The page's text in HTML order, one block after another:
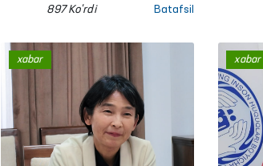
gender masalalari
Fazilat Allayarova hamda
gender asosidagi
zo‘ravonlik bo‘yicha milliy
tadqiqotchi Malika
Mahmudova bilan
uchrashuv bo‘lib o‘tdi.
897 Ko'rdi Batafsil
xabar xabar